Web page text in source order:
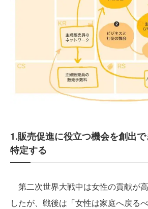
1.販売促進に役立つ機会を創出
特定する
第二次世界大戦中は女性の貢献が
したが、戦後は「女性は家庭へ戻る